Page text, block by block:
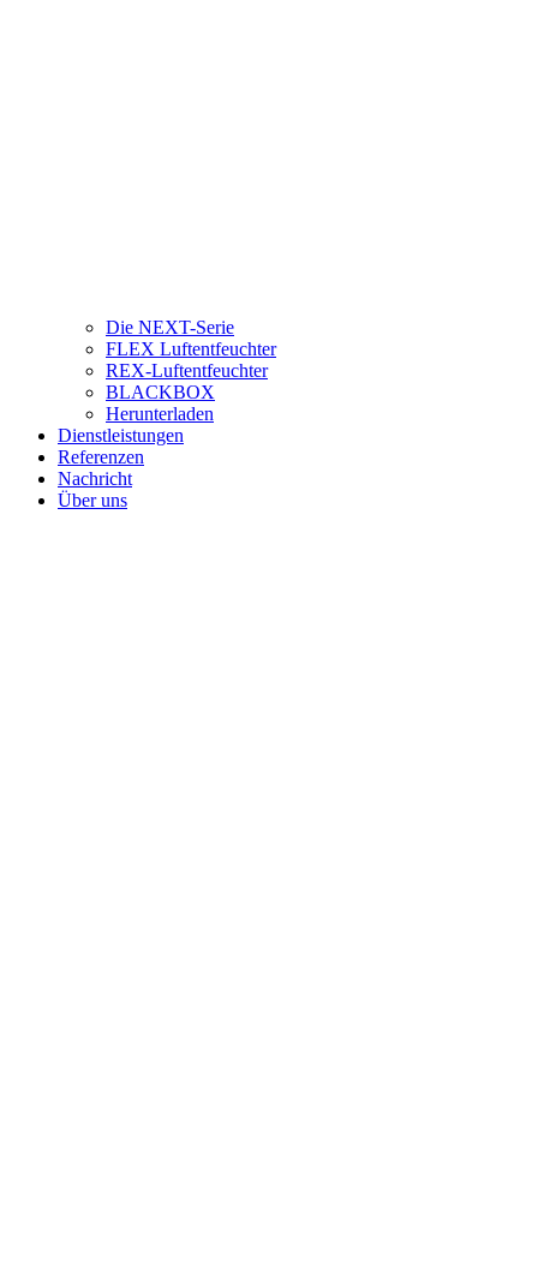
Die NEXT-Serie
FLEX Luftentfeuchter
REX-Luftentfeuchter
BLACKBOX
Herunterladen
Dienstleistungen
Referenzen
Nachricht
Über uns